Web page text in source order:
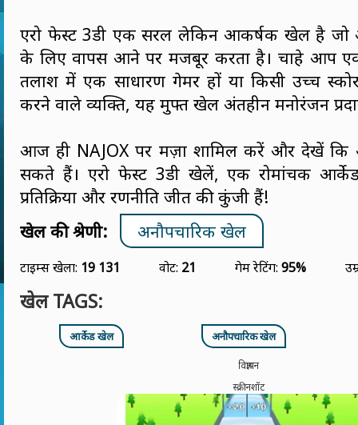
एरो फेस्ट 3डी एक सरल लेकिन आकर्षक खेल है
के लिए वापस आने पर मजबूर करता है। चाहे आप एक
तलाश में एक साधारण गेमर हों या किसी उच्च स्कोर
करने वाले व्यक्ति, यह मुफ्त खेल अंतहीन मनोरंजन
आज ही NAJOX पर मज़ा शामिल करें और देखें कि
सकते हैं। एरो फेस्ट 3डी खेलें, एक रोमांचक
प्रतिक्रिया और रणनीति जीत की कुंजी हैं!
खेल की श्रेणी:
अनौपचारिक खेल
टाइम्स खेला: 19 131 वोट: 21 गेम रेटिंग: 95%
खेल TAGS:
आर्केड खेल अनौपचारिक खेल
विज्ञापन
स्क्रीनशॉट